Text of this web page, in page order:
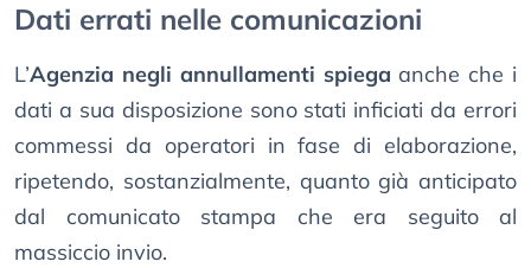
Dati errati nelle comunicazioni
L’Agenzia negli annullamenti spiega anche che i
dati a sua disposizione sono stati inficiati da errori
commessi da operatori in fase di elaborazione,
ripetendo, sostanzialmente, quanto già anticipato
dal comunicato stampa che era seguito al
massiccio invio.